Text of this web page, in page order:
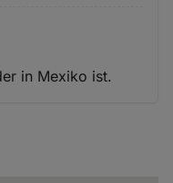
in Mexiko ist.